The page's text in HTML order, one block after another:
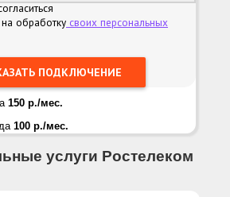
обработку своих персональных
150 р./мес.
100 р./мес.
услуги Ростелеком